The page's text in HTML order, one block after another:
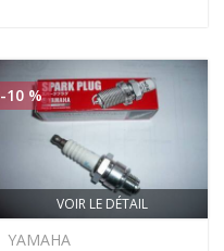
VOIR LE DÉTAIL
-10 %
YAMAHA